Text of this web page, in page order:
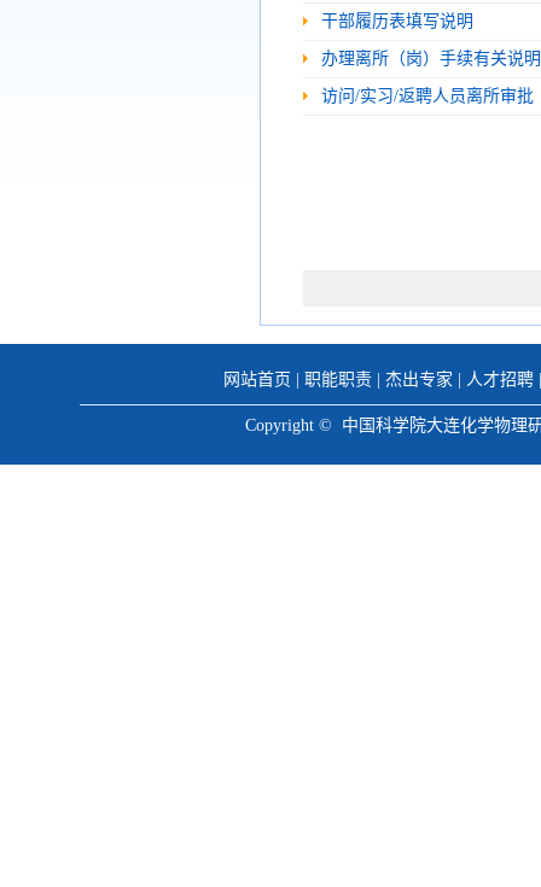
干部履历表填写说明
办理离所（岗）手续有关说明
访问/实习/返聘人员离所审批
网站首页 职能职责| 杰出专家 人才招聘
Copyright © 中国科学院大连化学物